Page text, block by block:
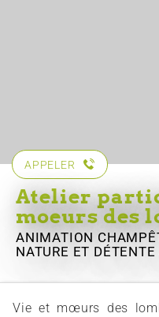
APPELER
Atelier
moeurs des
ANIMATION
NATURE ET DÉTENTE
Vie et mœurs des